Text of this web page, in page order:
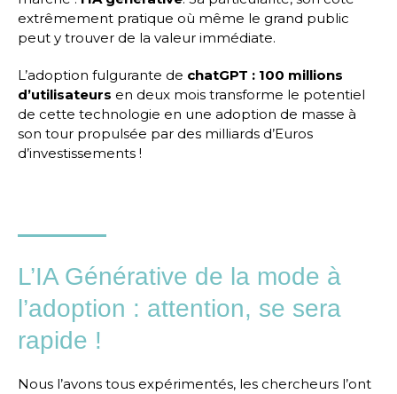
extrêmement pratique où même le grand public
peut y trouver de la valeur immédiate.
L’adoption fulgurante de chatGPT : 100 millions
d’utilisateurs en deux mois transforme le potentiel
de cette technologie en une adoption de masse à
son tour propulsée par des milliards d’Euros
d’investissements !
L’IA Générative de la mode à
l’adoption : attention, se sera
rapide !
Nous l’avons tous expérimentés, les chercheurs l’ont